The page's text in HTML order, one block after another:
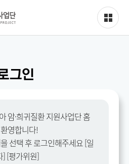
그인
암·희귀질환 지원사업단 홈
영합니다!
선택 후 로그인해주세요 [일
] [평가위원]